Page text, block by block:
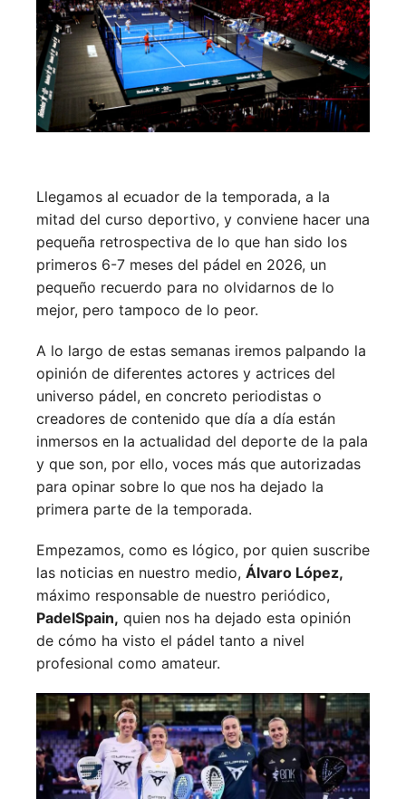
Llegamos al ecuador de la temporada, a la
mitad del curso deportivo, y conviene hacer una
pequeña retrospectiva de lo que han sido los
primeros 6-7 meses del pádel en 2026, un
pequeño recuerdo para no olvidarnos de lo
mejor, pero tampoco de lo peor.
A lo largo de estas semanas iremos palpando la
opinión de diferentes actores y actrices del
universo pádel, en concreto periodistas o
creadores de contenido que día a día están
inmersos en la actualidad del deporte de la pala
y que son, por ello, voces más que autorizadas
para opinar sobre lo que nos ha dejado la
primera parte de la temporada.
Empezamos, como es lógico, por quien suscribe
las noticias en nuestro medio, Álvaro López,
máximo responsable de nuestro periódico,
PadelSpain, quien nos ha dejado esta opinión
de cómo ha visto el pádel tanto a nivel
profesional como amateur.